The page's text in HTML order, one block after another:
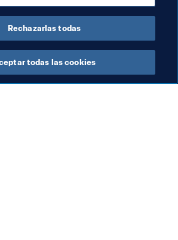
UEFA Concacaf
Rechazarlas todas
todas las cookies